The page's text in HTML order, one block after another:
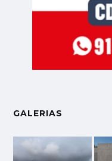
GALERIAS